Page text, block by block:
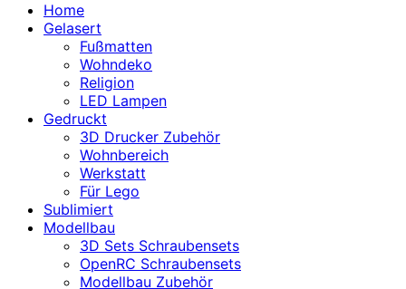
Home
Gelasert
Fußmatten
Wohndeko
Religion
LED Lampen
Gedruckt
3D Drucker Zubehör
Wohnbereich
Werkstatt
Für Lego
Sublimiert
Modellbau
3D Sets Schraubensets
OpenRC Schraubensets
Modellbau Zubehör